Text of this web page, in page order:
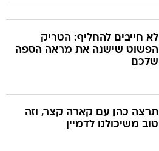
לא חייבים להחליף: הטריק
הפשוט שישנה את מראה הספה
שלכם
תרצה כהן עם קארה קצר, וזה
טוב משיכולנו לדמיין